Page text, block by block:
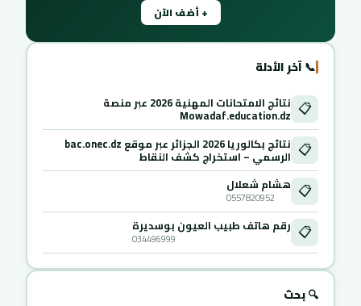
+ أضف الآن
📞 آخر الأدلة
📋 نتائج الامتحانات المهنية 2026 عبر منصة
Mowadaf.education.dz
📋 نتائج بكالوريا 2026 الجزائر عبر موقع bac.onec.dz
الرسمي – استخراج كشف النقاط
📋 هشام شعلال
0557820952
📋 رقم هاتف طبيب العيون بوسديرة
034496999
🔍 بحث